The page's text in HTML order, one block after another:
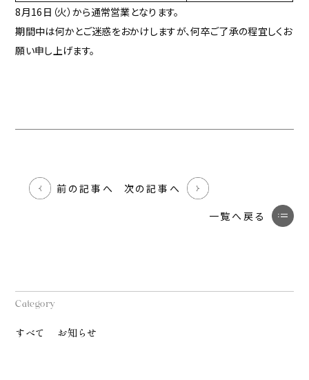
Category
すべて お知らせ
8月16日（火）から通常営業となります。
期間中は何かとご迷惑をおかけしますが、何卒ご了承の程宜しくお
願い申し上げます。
前の記事へ
一覧へ戻る
次の記事へ